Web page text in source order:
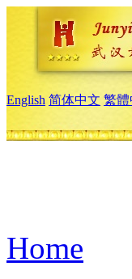
English 简体中文 繁體
Home